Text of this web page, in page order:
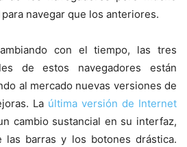
navegar que los anteriores.
con el tiempo, las tres
de estos navegadores están
al mercado nuevas versiones de
La última versión de Internet
cambio sustancial en su interfaz,
las barras y los botones drástica.